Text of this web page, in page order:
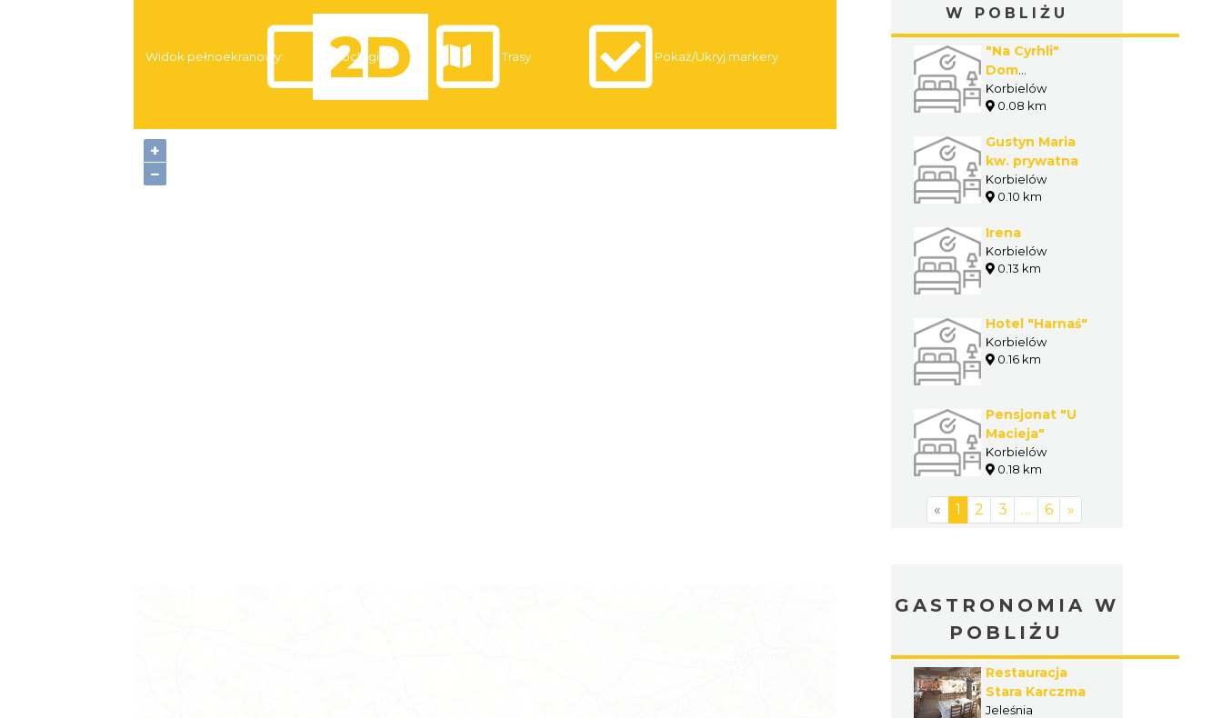
+
−
Widok pełnoekranowy: Noclegi Trasy Pokaż/Ukryj markery
W POBLIŻU
"Na Cyrhli"
Dom
Wczasowy
Korbielów
0.08 km
Gustyn Maria
kw. prywatna
Korbielów
0.10 km
Irena
Korbielów
0.13 km
Hotel "Harnaś"
Korbielów
0.16 km
Pensjonat "U
Macieja"
Korbielów
0.18 km
« 1 2 3 … 6 »
GASTRONOMIA W
POBLIŻU
Restauracja
Stara Karczma
Jeleśnia